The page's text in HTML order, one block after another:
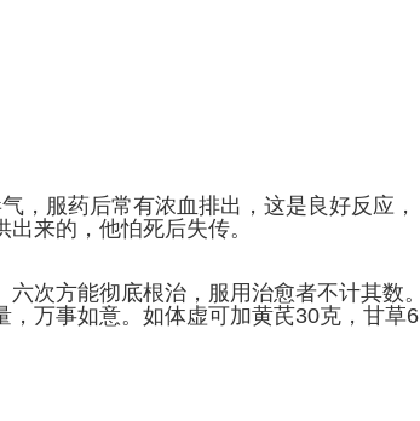
，服药后常有浓血排出，这是良好反应，
来的，他怕死后失传。
次方能彻底根治，服用治愈者不计其数。
万事如意。如体虚可加黄芪30克，甘草6